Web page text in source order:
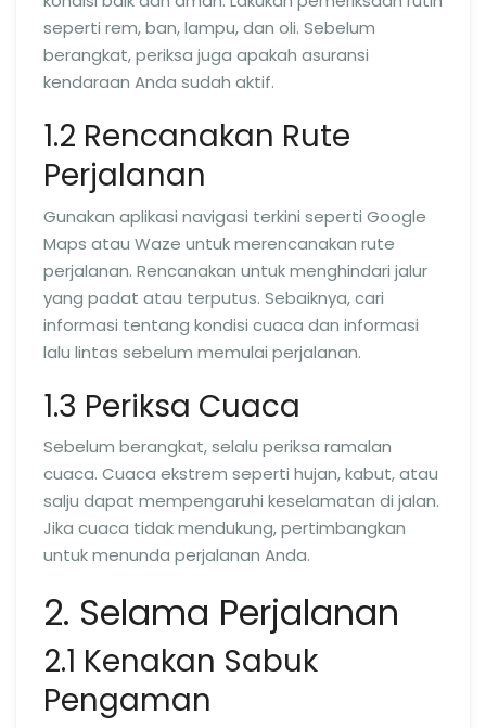
seperti rem, ban, lampu, dan oli. Sebelum
berangkat, periksa juga apakah asuransi
kendaraan Anda sudah aktif.
1.2 Rencanakan Rute
Perjalanan
Gunakan aplikasi navigasi terkini seperti Google
Maps atau Waze untuk merencanakan rute
perjalanan. Rencanakan untuk menghindari jalur
yang padat atau terputus. Sebaiknya, cari
informasi tentang kondisi cuaca dan informasi
lalu lintas sebelum memulai perjalanan.
1.3 Periksa Cuaca
Sebelum berangkat, selalu periksa ramalan
cuaca. Cuaca ekstrem seperti hujan, kabut, atau
salju dapat mempengaruhi keselamatan di jalan.
Jika cuaca tidak mendukung, pertimbangkan
untuk menunda perjalanan Anda.
2. Selama Perjalanan
2.1 Kenakan Sabuk
Pengaman